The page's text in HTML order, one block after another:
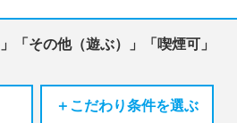
「その他（遊ぶ）」「喫煙可」
＋こだわり条件を選ぶ